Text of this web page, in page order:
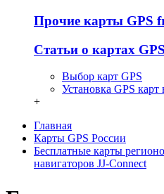
Прочие карты GPS
Статьи о картах GPS
Выбор карт GPS
Установка GPS карт
+
Главная
Карты GPS России
Бесплатные карты
навигаторов JJ-Connect